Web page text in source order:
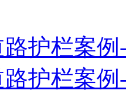
路护栏案例
路护栏案例